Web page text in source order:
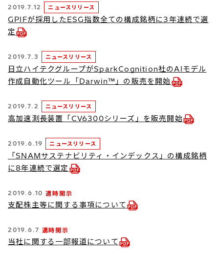
2019.7.12 ニュースリリース
GPIFが採用したESG指数全ての構成銘柄に3年連続で選
定
2019.7.3 ニュースリリース
日立ハイテクグループがSparkCognition社のAIモデル
作成自動化ツール「Darwin™」の販売を開始
2019.7.2 ニュースリリース
高加速測長装置「CV6300シリーズ」を販売開始
2019.6.19 ニュースリリース
「SNAMサステナビリティ・インデックス」の構成銘柄
に8年連続で選定
2019.6.10 適時開示
支配株主等に関する事項について
2019.6.7 適時開示
当社に関する一部報道について